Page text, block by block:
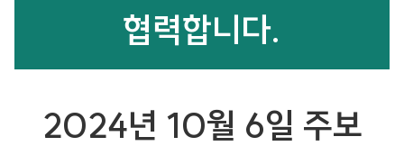
협력합니다.
2024년 10월 6일 주보